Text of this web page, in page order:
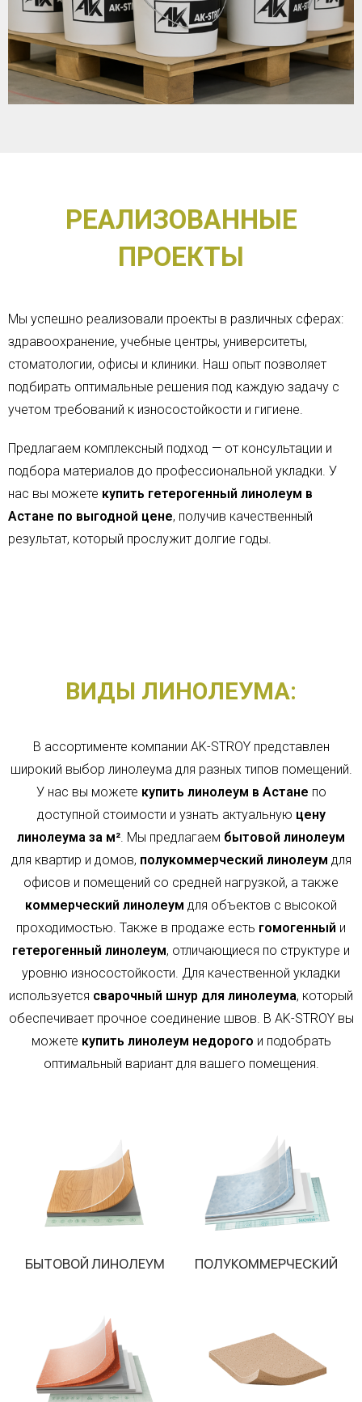
РЕАЛИЗОВАННЫЕ
ПРОЕКТЫ
Мы успешно реализовали проекты в различных сферах:
здравоохранение, учебные центры, университеты,
стоматологии, офисы и клиники. Наш опыт позволяет
подбирать оптимальные решения под каждую задачу с
учетом требований к износостойкости и гигиене.
Предлагаем комплексный подход — от консультации и
подбора материалов до профессиональной укладки. У
нас вы можете купить гетерогенный линолеум в
Астане по выгодной цене, получив качественный
результат, который прослужит долгие годы.
ВИДЫ ЛИНОЛЕУМА:
В ассортименте компании AK-STROY представлен
широкий выбор линолеума для разных типов помещений.
У нас вы можете купить линолеум в Астане по
доступной стоимости и узнать актуальную цену
линолеума за м² . Мы предлагаем бытовой линолеум
для квартир и домов, полукоммерческий линолеум для
офисов и помещений со средней нагрузкой, а также
коммерческий линолеум для объектов с высокой
проходимостью. Также в продаже есть гомогенный и
гетерогенный линолеум, отличающиеся по структуре и
уровню износостойкости. Для качественной укладки
используется сварочный шнур для линолеума, который
обеспечивает прочное соединение швов. В AK-STROY вы
можете купить линолеум недорого и подобрать
оптимальный вариант для вашего помещения.
БЫТОВОЙ ЛИНОЛЕУМ ПОЛУКОММЕРЧЕСКИЙ